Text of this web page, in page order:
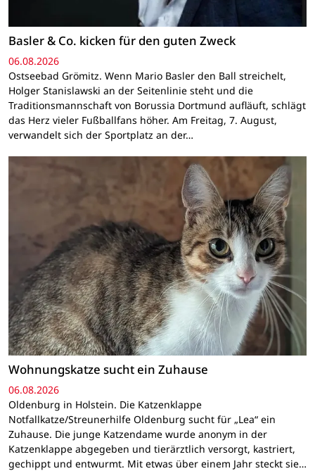
Basler & Co. kicken für den guten Zweck
06.08.2026
Ostseebad Grömitz. Wenn Mario Basler den Ball streichelt,
Holger Stanislawski an der Seitenlinie steht und die
Traditionsmannschaft von Borussia Dortmund aufläuft, schlägt
das Herz vieler Fußballfans höher. Am Freitag, 7. August,
verwandelt sich der Sportplatz an der…
Wohnungskatze sucht ein Zuhause
06.08.2026
Oldenburg in Holstein. Die Katzenklappe
Notfallkatze/Streunerhilfe Oldenburg sucht für „Lea“ ein
Zuhause. Die junge Katzendame wurde anonym in der
Katzenklappe abgegeben und tierärztlich versorgt, kastriert,
gechippt und entwurmt. Mit etwas über einem Jahr steckt sie…